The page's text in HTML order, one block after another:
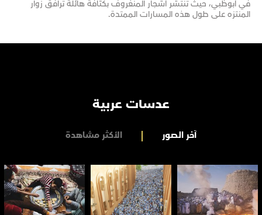
في أبوظبي، حيث تنتشر أشجار المنغروف بكثافة هائلة ترافق زوار
المنتزه على طول هذه المسارات الممتدة.
عدسات عربية
آخر الصور الأكثر مشاهدة